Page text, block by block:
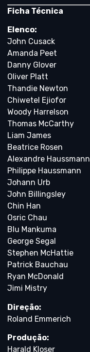
Ficha Técnica
Elenco:
John Cusack
Amanda Peet
Danny Glover
Oliver Platt
Thandie Newton
Chiwetel Ejiofor
Woody Harrelson
Thomas McCarthy
Liam James
Beatrice Rosen
Alexandre Haussmann
Philippe Haussmann
Johann Urb
John Billingsley
Chin Han
Osric Chau
Blu Mankuma
George Segal
Stephen McHattie
Patrick Bauchau
Ryan McDonald
Jimi Mistry
Direção:
Roland Emmerich
Produção:
Harald Kloser